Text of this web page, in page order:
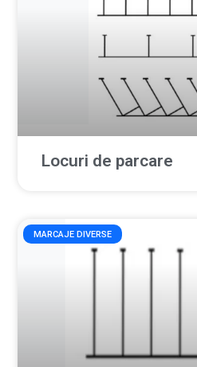
Locuri de parcare
MARCAJE DIVERSE